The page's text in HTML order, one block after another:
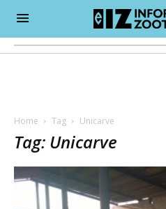
Home Tag Unicarve
Tag: Unicarve